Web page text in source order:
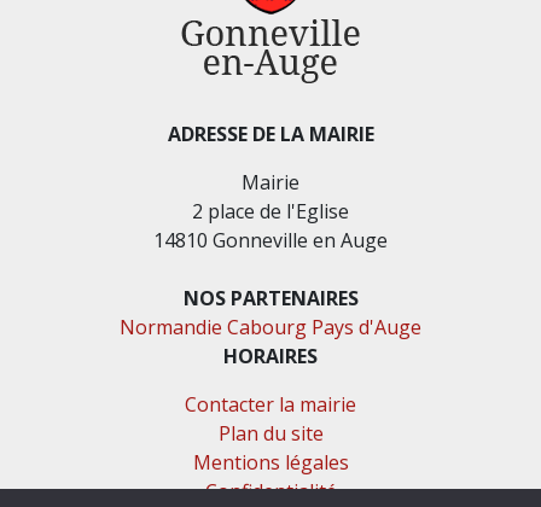
ADRESSE DE LA MAIRIE
Mairie
2 place de l'Eglise
14810 Gonneville en Auge
NOS PARTENAIRES
Normandie Cabourg Pays d'Auge
HORAIRES
Contacter la mairie
Plan du site
Mentions légales
Confidentialité